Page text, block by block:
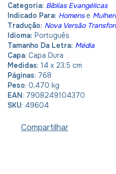
Categoria: Bíblias Evangélicas
Indicado Para: Homense
Tradução: Nova Versão
Idioma: Português
Tamanho Da Letra: Média
Capa: Capa Dura
Medidas: 14 x 23,5 cm
Páginas: 768
Peso: 0,470 kg
EAN: 7908249104370
SKU: 49604
Compartilhar